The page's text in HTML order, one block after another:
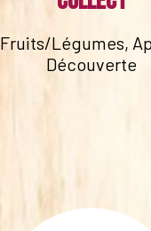
Fruits/Légumes,
Découverte